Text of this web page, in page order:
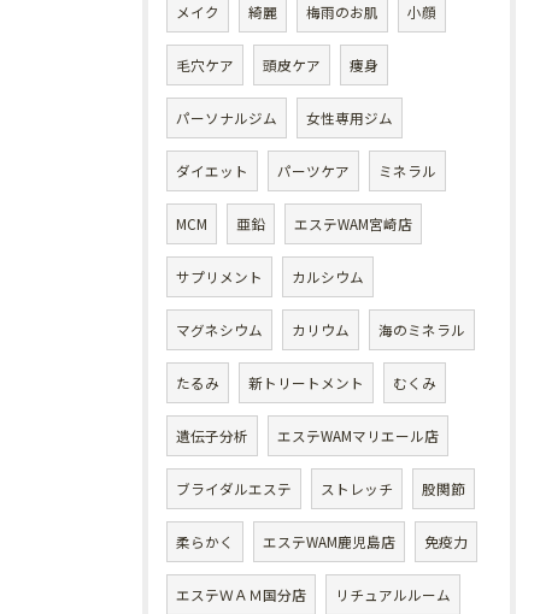
メイク 綺麗 梅雨のお肌 小顔
毛穴ケア 頭皮ケア 痩身
パーソナルジム 女性専用ジム
ダイエット パーツケア ミネラル
MCM 亜鉛 エステWAM宮崎店
サプリメント カルシウム
マグネシウム カリウム 海のミネラル
たるみ 新トリートメント むくみ
遺伝子分析 エステWAMマリエール店
ブライダルエステ ストレッチ 股関節
柔らかく エステWAM鹿児島店 免疫力
エステＷＡＭ国分店 リチュアルルーム